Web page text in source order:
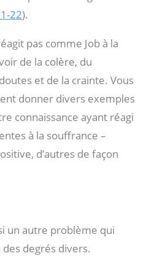
22).
pas comme Job à la
de la colère, du
et de la crainte. Vous
donner divers exemples
connaissance ayant réagi
à la souffrance –
d’autres de façon
un autre problème qui
degrés divers.